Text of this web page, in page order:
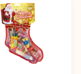
salt,
fullhärdat palmfett,
bränt socker,
E150d, E153, E170),